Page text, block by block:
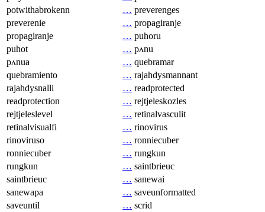
potwithabrokenn
… preverenges
preverenie
… propagiranje
propagiranje
… puhoru
puhot
… pʌnu
pʌnua
… quebramar
quebramiento
… rajahdysmannant
rajahdysnalli
… readprotected
readprotection
… rejtjeleskozles
rejtjeleslevel
… retinalvasculit
retinalvisualfi
… rinovirus
rinoviruso
… ronniecuber
ronniecuber
… rungkun
rungkun
… saintbrieuc
saintbrieuc
… sanewai
sanewapa
… saveunformatted
saveuntil
… scrid